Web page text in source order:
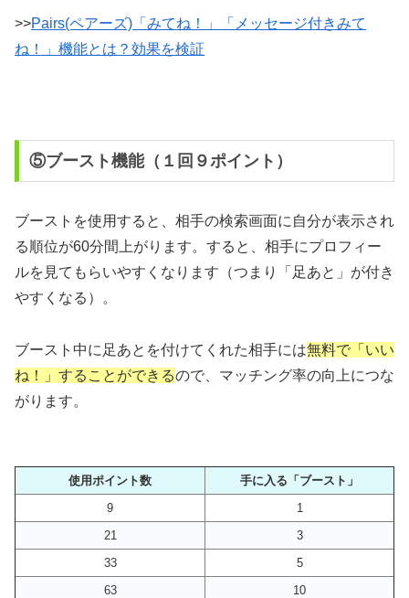
>>Pairs(ペアーズ)「みてね！」「メッセージ付きみて
ね！」機能とは？効果を検証
⑤ブースト機能（１回９ポイント）
ブーストを使用すると、相手の検索画面に自分が表示され
る順位が60分間上がります。すると、相手にプロフィー
ルを見てもらいやすくなります（つまり「足あと」が付き
やすくなる）。
ブースト中に足あとを付けてくれた相手には無料で「いい
ね！」することができるので、マッチング率の向上につな
がります。
使用ポイント数
手に入る「ブースト」
9
1
21
3
33
5
63
10